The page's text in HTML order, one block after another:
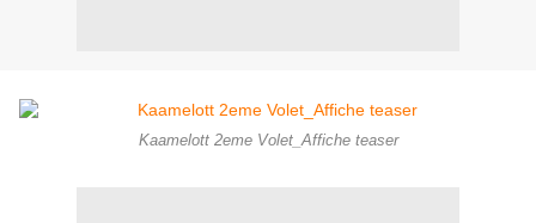
Kaamelott 2eme Volet_Affiche teaser